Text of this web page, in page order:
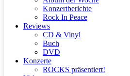
Konzertberichte
Rock In Peace
Reviews
CD & Vinyl
Buch
DVD
Konzerte
ROCKS präsentiert!